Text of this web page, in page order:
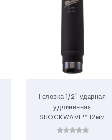
Головка 1/2" ударная
удлиненная
SHOCKWAVE™ 12мм